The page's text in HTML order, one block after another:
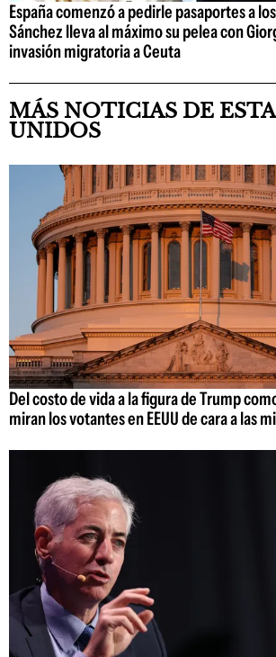
España comenzó a pedirle pasaportes a
Sánchez lleva al máximo su pelea con
invasión migratoria a Ceuta
MÁS NOTICIAS DE
UNIDOS
Del costo de vida a la figura de Trump
miran los votantes en EEUU de cara a las